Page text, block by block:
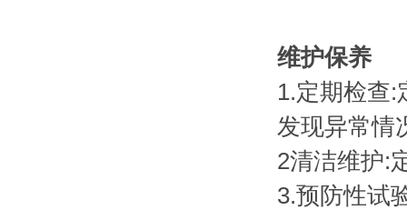
维护保养
1.定期检查:
发现异常情
2清洁维护:
3.预防性试